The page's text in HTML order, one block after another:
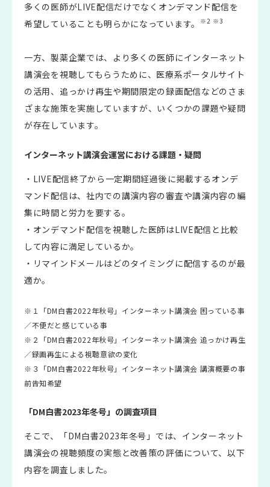
多くの医師がLIVE配信だけでなくオンデマンド配信を
希望していることも明らかになっています。
※2 ※3
一方、製薬企業では、より多くの医師にインターネット
講演会を視聴してもらうために、医療系ポータルサイト
の活用、追っかけ再生や期間限定の録画配信などのさま
ざまな施策を実施していますが、いくつかの課題や疑問
が存在しています。
インターネット講演会運営における課題・疑問
・LIVE配信終了から一定期間経過後に掲載するオンデ
マンド配信は、社内での講演内容の審査や講演内容の編
集に時間と労力を要する。
・オンデマンド配信を視聴した医師はLIVE配信と比較
して内容に満足しているか。
・リマインドメールはどのタイミングに配信するのが最
適か。
※１「DM白書2022年秋号」インターネット講演会 困っている事
／不便だと感じている事
※２「DM白書2022年秋号」インターネット講演会 追っかけ再生
／録画再生による視聴意欲の変化
※３「DM白書2022年秋号」インターネット講演会 講演概要の事
前告知希望
「DM白書2023年冬号」の調査項目
そこで、「DM白書2023年冬号」では、インターネット
講演会の視聴頻度の実態と改善策の評価について、以下
内容を調査しました。